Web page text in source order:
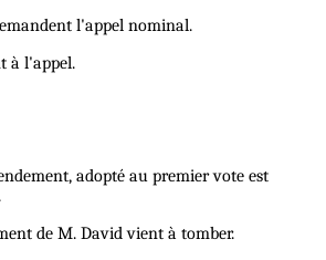
l'appel nominal.
à l'appel.
adopté au premier vote est
de M. David vient à tomber.